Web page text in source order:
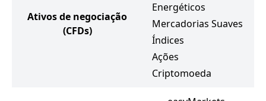
Ativos de negociação
(CFDs)
Energéticos
Mercadorias Suaves
Índices
Ações
Criptomoeda